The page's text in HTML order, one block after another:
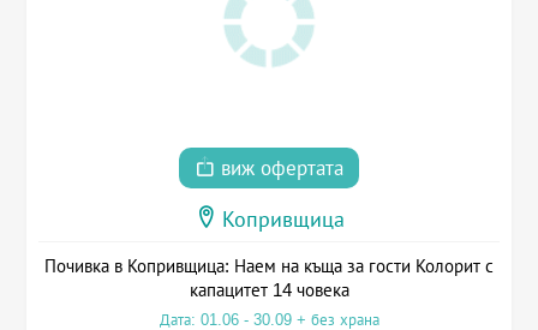
виж офертата
Копривщица
Почивка в Копривщица: Наем на къща за гости Колорит с
капацитет 14 човека
Дата: 01.06 - 30.09 + без храна